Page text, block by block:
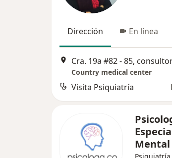
Dirección En línea
Country medical center
Visita Psiquiatría
Mental